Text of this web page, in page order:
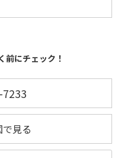
前にチェック！
見る